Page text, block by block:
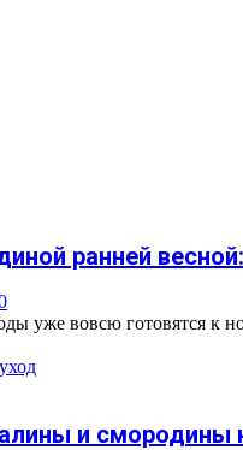
ранней
уже вовсю готовятся к
уход
и смородины